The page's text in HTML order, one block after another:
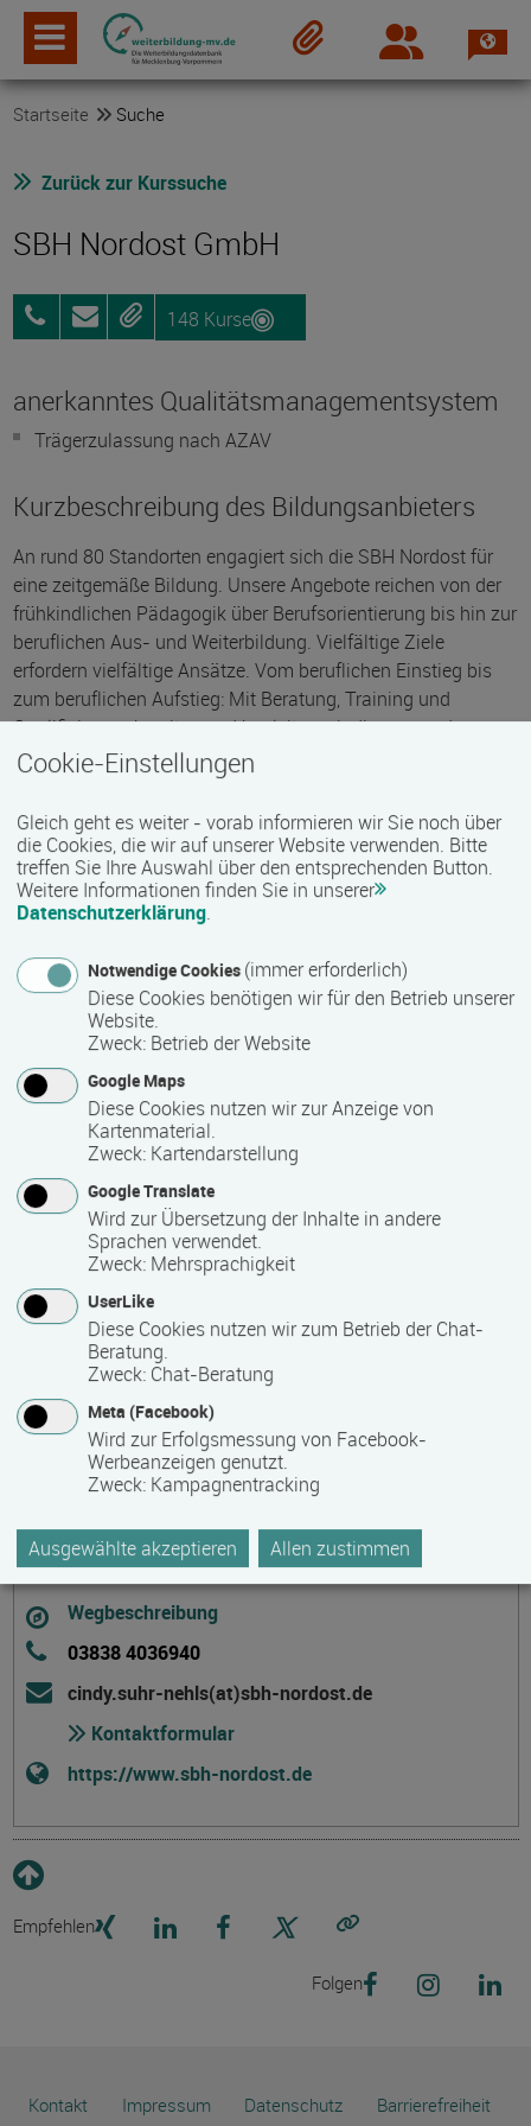
Login
Startseite Suche
Zurück zur Kurssuche
SBH Nordost GmbH
03838
4036940
AnfragenMerken148 Kurse
anerkanntes Qualitätsmanagementsystem
Trägerzulassung nach AZAV
Kurzbeschreibung des Bildungsanbieters
An rund 80 Standorten engagiert sich die SBH Nordost für
eine zeitgemäße Bildung. Unsere Angebote reichen von der
frühkindlichen Pädagogik über Berufsorientierung bis hin zur
beruflichen Aus- und Weiterbildung. Vielfältige Ziele
erfordern vielfältige Ansätze. Vom beruflichen Einstieg bis
zum beruflichen Aufstieg: Mit Beratung, Training und
Qualifizierung bereiten und begleiten wir die passenden
Wege. Als Unternehmen der Stiftung Bildung & Handwerk
gehört die SBH Nord zur international agierenden SBH-
Gruppe. Lebenslanges Lernen ist unsere Motivation.
In Mecklenburg-Vorpommern finden Sie uns an acht
Standorten:
Anklam
Greifswald
Güstrow
Neubrandenburg
Rostock
Schwerin
Stralsund und
Wolgast
Kontakt
SBH Nordost GmbH
18528 Bergen auf Rügen
Deutschland
Wegbeschreibung
03838 4036940
cindy.suhr-nehls(at)sbh-nordost.de
Kontaktformular
https://www.sbh-nordost.de
Empfehlen
Folgen
Kontakt Impressum Datenschutz Barrierefreiheit
Cookie-Einstellungen
Gleich geht es weiter - vorab informieren wir Sie noch über
die Cookies, die wir auf unserer Website verwenden. Bitte
treffen Sie Ihre Auswahl über den entsprechenden Button.
Weitere Informationen finden Sie in unserer
Datenschutzerklärung.
Notwendige Cookies (immer erforderlich)
Diese Cookies benötigen wir für den Betrieb unserer
Website.
Zweck: Betrieb der Website
Google Maps
Diese Cookies nutzen wir zur Anzeige von
Kartenmaterial.
Zweck: Kartendarstellung
Google Translate
Wird zur Übersetzung der Inhalte in andere
Sprachen verwendet.
Zweck: Mehrsprachigkeit
UserLike
Diese Cookies nutzen wir zum Betrieb der Chat-
Beratung.
Zweck: Chat-Beratung
Meta (Facebook)
Wird zur Erfolgsmessung von Facebook-
Werbeanzeigen genutzt.
Zweck: Kampagnentracking
Ausgewählte akzeptieren Allen zustimmen